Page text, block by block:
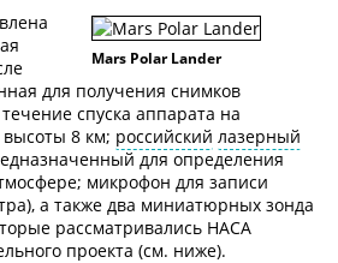
Mars Polar Lander
для получения снимков
спуска аппарата на
8 км; российский лазерный
для определения
микрофон для записи
а также два миниатюрных зонда
рассматривались НАСА
проекта (см. ниже).